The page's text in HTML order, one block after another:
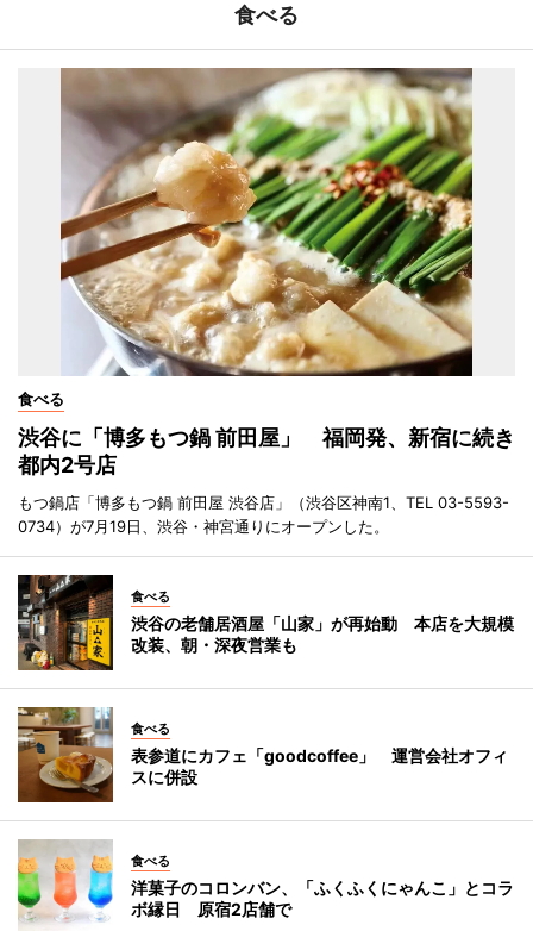
食べる
食べる
渋谷に「博多もつ鍋 前田屋」 福岡発、新宿に続き
都内2号店
もつ鍋店「博多もつ鍋 前田屋 渋谷店」（渋谷区神南1、TEL 03-5593-
0734）が7月19日、渋谷・神宮通りにオープンした。
食べる
渋谷の老舗居酒屋「山家」が再始動 本店を大規模
改装、朝・深夜営業も
食べる
表参道にカフェ「goodcoffee」 運営会社オフィ
スに併設
食べる
洋菓子のコロンバン、「ふくふくにゃんこ」とコラ
ボ縁日 原宿2店舗で